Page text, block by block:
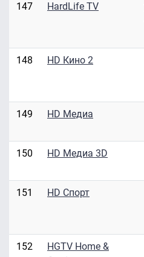
147 HardLife TV
148 HD Кино 2
149 HD Медиа
150 HD Медиа 3D
151 HD Спорт
152
HGTV Home &